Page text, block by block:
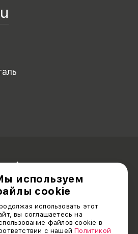
Акционерам
используем
cookie
использовать этот
вы соглашаетесь на
файлов cookie в
с нашейПолитикой